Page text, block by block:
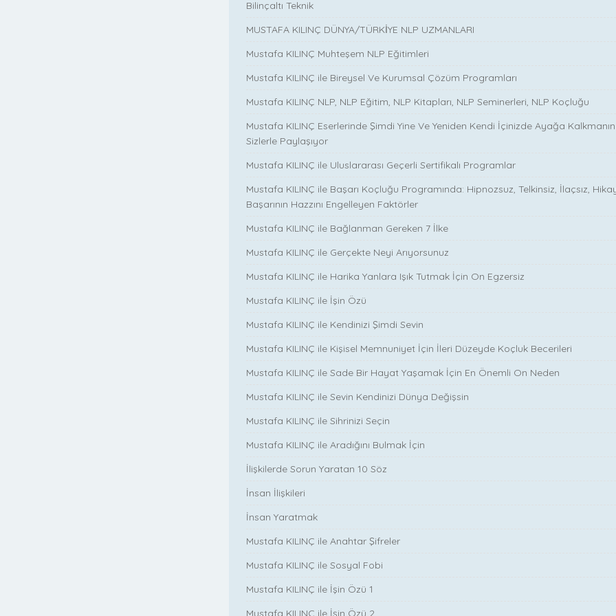
Bilinçaltı Teknik
MUSTAFA KILINÇ DÜNYA/TÜRKİYE NLP UZMANLARI
Mustafa KILINÇ Muhteşem NLP Eğitimleri
Mustafa KILINÇ ile Bireysel Ve Kurumsal Çözüm Programları
Mustafa KILINÇ NLP, NLP Eğitim, NLP Kitapları, NLP Seminerleri, NLP Koçluğu
Mustafa KILINÇ Eserlerinde Şimdi Yine Ve Yeniden Kendi İçinizde Ayağa
Sizlerle Paylaşıyor
Mustafa KILINÇ ile Uluslararası Geçerli Sertifikalı Programlar
Mustafa KILINÇ ile Başarı Koçluğu Programında: Hipnozsuz, Telkinsiz, İlaçsız,
Başarının Hazzını Engelleyen Faktörler
Mustafa KILINÇ ile Bağlanman Gereken 7 İlke
Mustafa KILINÇ ile Gerçekte Neyi Arıyorsunuz
Mustafa KILINÇ ile Harika Yanlara Işık Tutmak İçin On Egzersiz
Mustafa KILINÇ ile İşin Özü
Mustafa KILINÇ ile Kendinizi Şimdi Sevin
Mustafa KILINÇ ile Kişisel Memnuniyet İçin İleri Düzeyde Koçluk Becerileri
Mustafa KILINÇ ile Sade Bir Hayat Yaşamak İçin En Önemli On Neden
Mustafa KILINÇ ile Sevin Kendinizi Dünya Değişsin
Mustafa KILINÇ ile Sihrinizi Seçin
Mustafa KILINÇ ile Aradığını Bulmak İçin
İlişkilerde Sorun Yaratan 10 Söz
İnsan İlişkileri
İnsan Yaratmak
Mustafa KILINÇ ile Anahtar Şifreler
Mustafa KILINÇ ile Sosyal Fobi
Mustafa KILINÇ ile İşin Özü 1
Mustafa KILINÇ ile İşin Özü 2